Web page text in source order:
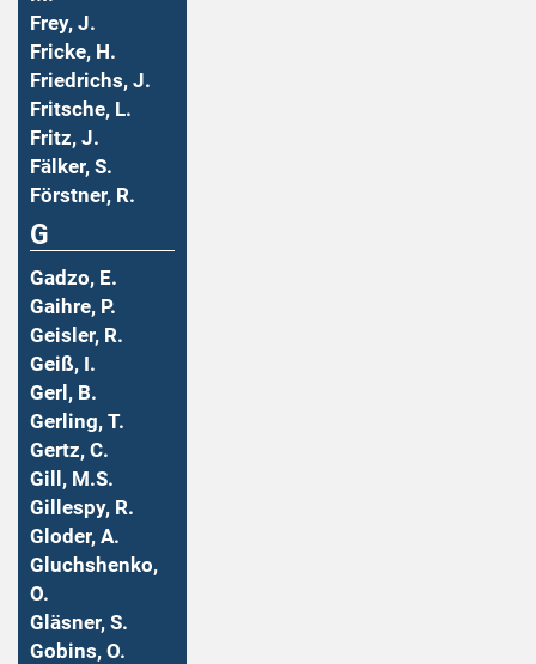
Frey, J.
Fricke, H.
Friedrichs, J.
Fritsche, L.
Fritz, J.
Fälker, S.
Förstner, R.
G
Gadzo, E.
Gaihre, P.
Geisler, R.
Geiß, I.
Gerl, B.
Gerling, T.
Gertz, C.
Gill, M.S.
Gillespy, R.
Gloder, A.
Gluchshenko,
O.
Gläsner, S.
Gobins, O.